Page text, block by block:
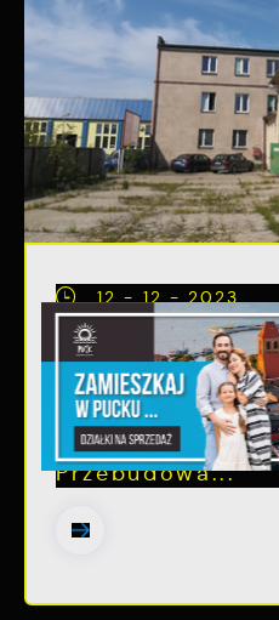
12 - 12 - 2023
Puckie
W listopadzie
Miasta Puck
dofinansowanie
Przebudowa...